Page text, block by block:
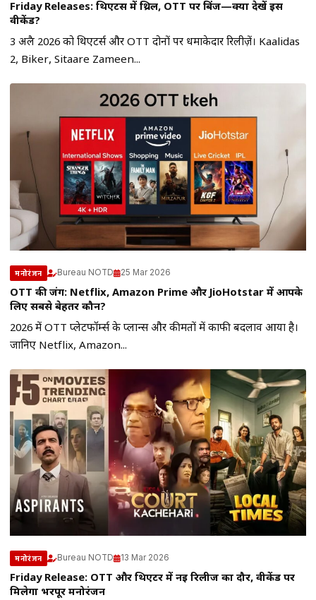
Friday Releases: थिएटर्स में थ्रिल, OTT पर बिंज—क्या देखें इस
वीकेंड?
3 अप्रैल 2026 को थिएटर्स और OTT दोनों पर धमाकेदार रिलीज़ें। Kaalidas
2, Biker, Sitaare Zameen...
मनोरंजन Bureau NOTD 25 Mar 2026
OTT की जंग: Netflix, Amazon Prime और JioHotstar में आपके
लिए सबसे बेहतर कौन?
2026 में OTT प्लेटफॉर्म्स के प्लान्स और कीमतों में काफी बदलाव आया है।
जानिए Netflix, Amazon...
मनोरंजन Bureau NOTD 13 Mar 2026
Friday Release: OTT और थिएटर में नई रिलीज का दौर, वीकेंड पर
मिलेगा भरपूर मनोरंजन